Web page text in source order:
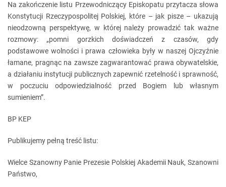
Na zakończenie listu Przewodniczący Episkopatu przytacza słowa
Konstytucji Rzeczypospolitej Polskiej, które – jak pisze – ukazują
nieodzowną perspektywę, w której należy prowadzić tak ważne
rozmowy: „pomni gorzkich doświadczeń z czasów, gdy
podstawowe wolności i prawa człowieka były w naszej Ojczyźnie
łamane, pragnąc na zawsze zagwarantować prawa obywatelskie,
a działaniu instytucji publicznych zapewnić rzetelność i sprawność,
w poczuciu odpowiedzialność przed Bogiem lub własnym
sumieniem”.
BP KEP
Publikujemy pełną treść listu:
Wielce Szanowny Panie Prezesie Polskiej Akademii Nauk, Szanowni
Państwo,